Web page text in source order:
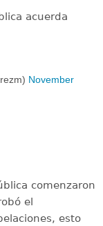
acuerda
November
comenzaron
el
esto